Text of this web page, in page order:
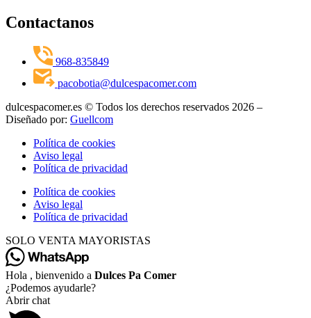
Contactanos
968-835849
pacobotia@dulcespacomer.com
dulcespacomer.es © Todos los derechos reservados 2026 –
Diseñado por: Guellcom
Política de cookies
Aviso legal
Política de privacidad
Política de cookies
Aviso legal
Política de privacidad
SOLO VENTA MAYORISTAS
Hola , bienvenido a Dulces Pa Comer
¿Podemos ayudarle?
Abrir chat